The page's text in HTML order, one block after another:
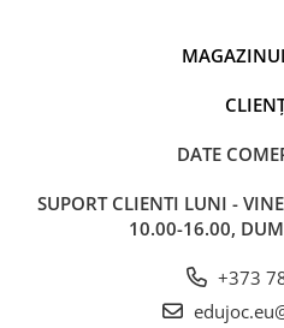
DATE
SUPORT CLIENTI LUNI -
10.00-16.00,
+373